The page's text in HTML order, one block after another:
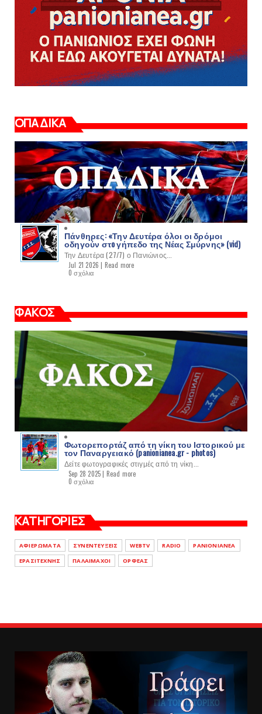
ΟΠΑΔΙΚΑ
Πάνθηρες: «Την Δευτέρα όλοι οι δρόμοι
οδηγούν στo γήπεδο της Νέας Σμύρνης» (vid)
Την Δευτέρα (27/7) ο Πανιώνιος...
Jul 21 2026 | Read more
0 σχόλια
ΦΑΚΟΣ
Φωτορεπορτάζ από τη νίκη του Ιστορικού με
τον Παναργειακό (panionianea.gr - photos)
Δείτε φωτογραφικές στιγμές από τη νίκη...
Sep 28 2025 | Read more
0 σχόλια
ΚΑΤΗΓΟΡΙΕΣ
ΑΦΙΕΡΩΜΑΤΑ ΣΥΝΕΝΤΕΥΞΕΙΣ WEBTV RADIO
PANIONIANEA
ΕΡΑΣΙΤΕΧΝΗΣ
ΠΑΛΑΙΜΑΧΟΙ ΟΡΦΕΑΣ